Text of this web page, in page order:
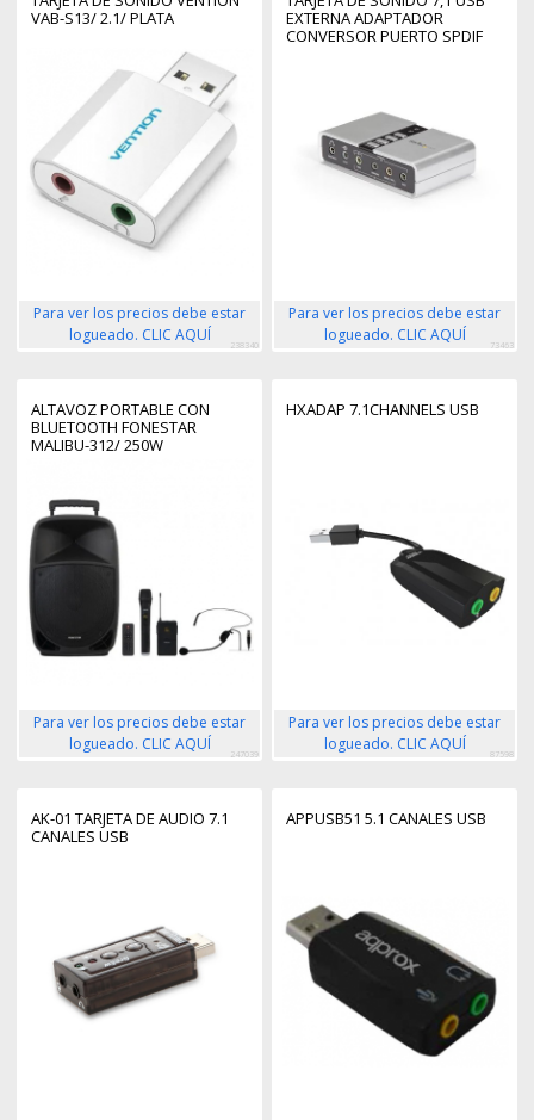
VAB-S13/ 2.1/ PLATA
Para ver los precios debe estar
logueado. CLIC AQUÍ
238340
EXTERNA ADAPTADOR
CONVERSOR PUERTO SPDIF
Para ver los precios debe estar
logueado. CLIC AQUÍ
73463
ALTAVOZ PORTABLE CON
BLUETOOTH FONESTAR
MALIBU-312/ 250W
Para ver los precios debe estar
logueado. CLIC AQUÍ
247039
HXADAP 7.1CHANNELS USB
Para ver los precios debe estar
logueado. CLIC AQUÍ
87598
AK-01 TARJETA DE AUDIO 7.1
CANALES USB
APPUSB51 5.1 CANALES USB